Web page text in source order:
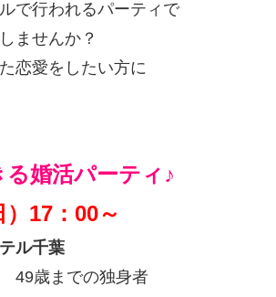
で行われるパーティで
ませんか？
恋愛をしたい方に
る婚活パーティ♪
17：00～
ル千葉
49歳までの独身者